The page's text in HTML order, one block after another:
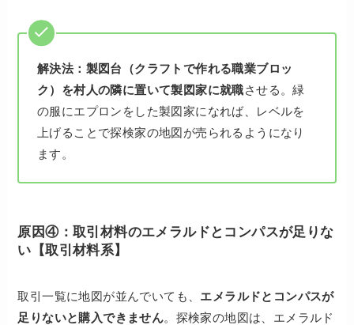
解決法： 製図台（クラフトで作れる職業ブロッ
ク）を村人の隣に置いて製図家に就職させる。緑
の服にエプロンをした製図家になれば、レベルを
上げることで探検家の地図が売られるようになり
ます。
原因④：取引材料のエメラルドとコンパスが足りな
い【取引材料系】
取引一覧に地図が並んでいても、 エメラルドとコンパスが
足りないと購入できません。探検家の地図は、エメラルド